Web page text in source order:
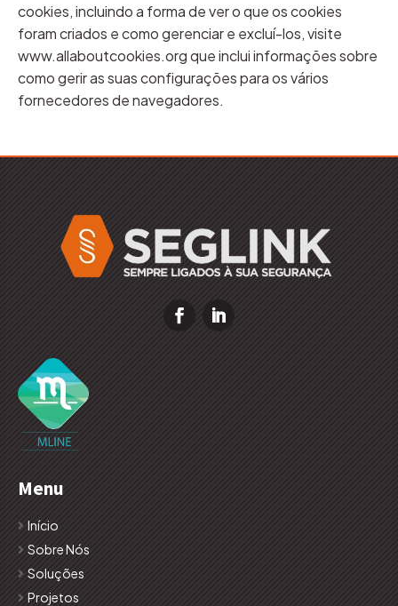
cookies, incluindo a forma de ver o que os cookies
foram criados e como gerenciar e excluí-los, visite
www.allaboutcookies.org que inclui informações sobre
como gerir as suas configurações para os vários
fornecedores de navegadores.
Menu
Início
Sobre Nós
Soluções
Projetos